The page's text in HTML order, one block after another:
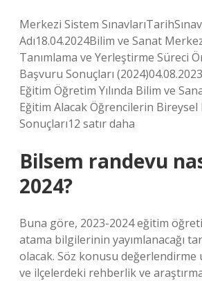
Merkezi Sistem SınavlarıTarihSınav
Adı18.04.2024Bilim ve Sanat
Tanımlama ve Yerleştirme Süreci
Başvuru Sonuçları
Eğitim Öğretim Yılında Bilim ve
Eğitim Alacak Öğrencilerin
Sonuçları12 satır daha
Bilsem randevu
2024?
Buna göre, 2023-2024 eğitim
atama bilgilerinin yayımlanacağı
olacak. Söz konusu değerlendirme
ve ilçelerdeki rehberlik ve